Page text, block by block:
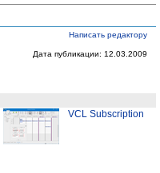
Написать редактору
Дата публикации: 12.03.2009
VCL Subscription